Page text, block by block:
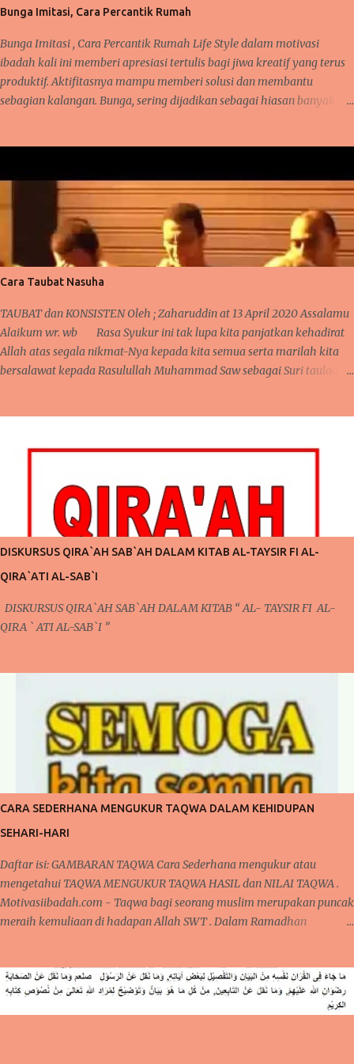
masing-masing. Olehnya itu, semua makhluk dituntut untuk hidup
damai dan saling memberi manfaat. Manusia dan hewan bisa
mempunyai hubungan erat lay...
Bunga Imitasi, Cara Percantik Rumah
Bunga Imitasi , Cara Percantik Rumah Life Style dalam motivasi
ibadah kali ini memberi apresiasi tertulis bagi jiwa kreatif yang terus
produktif. Aktifitasnya mampu memberi solusi dan membantu
sebagian kalangan. Bunga, sering dijadikan sebagai hiasan banyak
bunga hias itu. Takkala hebohnya, bila bunga hias ini dilirik oleh
orang yang memang memiliki hobby dan kesukaan dalam mendekor,
merangkai helai dan daun yang cocok, menata ruang dan tempat yang
cocok di hias dengan bunga. Maka ia akan familiar dan terkenal
dengan keelokannya karena di tata oleh orang tepat. Sehingga, jangan
heran bila ia memiliki harga yang lumayan cantik juga.. Bunga hias ,
sebagian memilih yang hidup dan sebagian juga memilih yang imitasi
(hias tidak hidup). Masing masing memiliki alasan tersendiri dan ...
Cara Taubat Nasuha
TAUBAT dan KONSISTEN Oleh ; Zaharuddin at 13 April 2020 Assalamu
Alaikum wr. wb Rasa Syukur ini tak lupa kita panjatkan kehadirat
Allah atas segala nikmat-Nya kepada kita semua serta marilah kita
bersalawat kepada Rasulullah Muhammad Saw sebagai Suri tauladan
agar bisa menjalankan ibadah yang lebih giat lagi. Perlu kita
langsung telah terdapat keterkaitan dengan apa yang akan kita bahas
pada pertemuan kali ini. Pada pertemuan sebelumnya, mengontrol
pola pikir yang harus dilakukan setiap saat karena ada niat ingin
berubah, niat ingin berubah menjadi lebih baik inilah yang akan kita
bicarakan kali ini. Poin Kedua ; Taubat dan Konsisten (Po...
DISKURSUS QIRA`AH SAB`AH DALAM KITAB AL-TAYSIR FI AL-
QIRA`ATI AL-SAB`I
DISKURSUS QIRA`AH SAB`AH DALAM KITAB “ AL- TAYSIR FI AL-
QIRA ` ATI AL-SAB`I ”
CARA SEDERHANA MENGUKUR TAQWA DALAM KEHIDUPAN
SEHARI-HARI
Daftar isi: GAMBARAN TAQWA Cara Sederhana mengukur atau
mengetahui TAQWA MENGUKUR TAQWA HASIL dan NILAI TAQWA .
Motivasiibadah.com - Taqwa bagi seorang muslim merupakan puncak
meraih kemuliaan di hadapan Allah SWT . Dalam Ramadhan
beribadah kepada Allah. Satu hal yang menjadi peringkat tertinggi
pencapaian hamba Allah adalah TAQWA. CARA SEDERHANA
MENGUKUR TAQWA DALAM KEHIDUPAN SEHARI-HARI Apakah